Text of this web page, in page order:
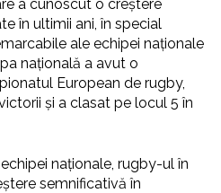
a cunoscut o creștere
în ultimii ani, în special
ale echipei naționale
națională a avut o
European de rugby,
și a clasat pe locul 5 în
naționale, rugby-ul în
semnificativă în